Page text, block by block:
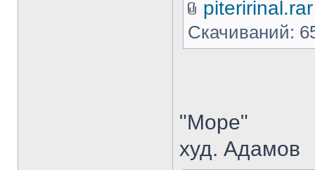
piteririnal.rar
Скачиваний:
"Море"
худ. Адамов